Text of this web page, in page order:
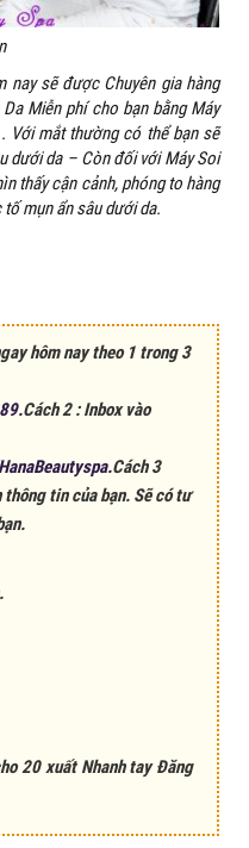
nay sẽ được Chuyên gia hàng
Miễn phí cho bạn bằng Máy
Với mắt thường có thể bạn sẽ
dưới da – Còn đối với Máy Soi
thấy cận cảnh, phóng to hàng
mụn ẩn sâu dưới da.
hôm nay theo 1 trong 3
Cách 2 : Inbox vào
Cách 3
tin của bạn. Sẽ có tư
20 xuất Nhanh tay Đăng